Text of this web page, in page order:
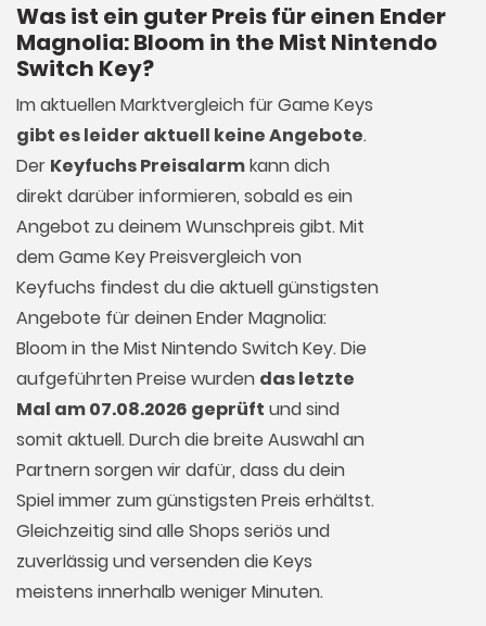
Was ist ein guter Preis für einen Ender
Magnolia: Bloom in the Mist Nintendo
Switch Key?
Im aktuellen Marktvergleich fürGame Keys
gibt es leider aktuell keine Angebote.
Der Keyfuchs Preisalarmkann dich
direkt darüber informieren, sobald es ein
Angebot zu deinem Wunschpreis gibt. Mit
dem Game Key Preisvergleich von
Keyfuchs findest du die aktuell günstigsten
Angebote für deinen Ender Magnolia:
Bloom in the Mist Nintendo Switch Key. Die
aufgeführten Preise wurden das letzte
Mal am 07.08.2026 geprüft und sind
somit aktuell. Durch die breite Auswahl an
Partnern sorgen wir dafür, dass du dein
Spiel immer zum günstigsten Preis erhältst.
Gleichzeitig sind alle Shops seriös und
zuverlässig und versenden die Keys
meistens innerhalb weniger Minuten.